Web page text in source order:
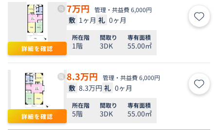
詳細を確認
7万円 管理・共益費 6,000円
敷 1ヶ月 礼 0ヶ月 お気
所在階
1階
間取り
3DK
専有面積
55.00㎡
詳細を確認
8.3万円 管理・共益費 6,000円
敷 8.3万円 礼 0ヶ月 お気
所在階
5階
間取り
3DK
専有面積
55.00㎡